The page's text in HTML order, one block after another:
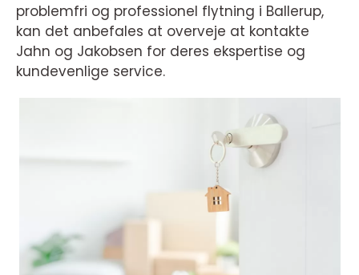
problemfri og professionel flytning i Ballerup,
kan det anbefales at overveje at kontakte
Jahn og Jakobsen for deres ekspertise og
kundevenlige service.